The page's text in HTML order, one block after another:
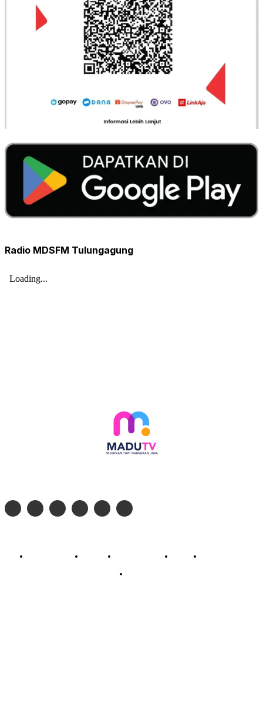
Radio MDSFM Tulungagung
Profil Madu TV Redaksi Pedoman Siber Kontak